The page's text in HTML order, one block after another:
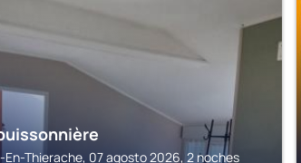
En-Thierache, 07 agosto 2026, 2 noches